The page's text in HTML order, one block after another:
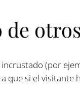
(por
que si el visitante